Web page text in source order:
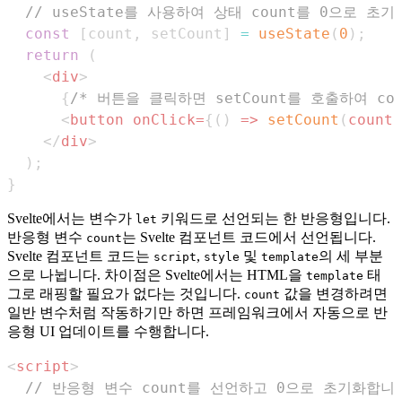
// useState를 사용하여 상태 count를 0으로 초기
const
[ count , setCount ] = useState ( 0 ) ;
return
(
<div>
{ /* 버튼을 클릭하면 setCount를 호출하여
<button onClick={ ( ) => setCount ( count
</div>
) ;
}
Svelte에서는 변수가 let 키워드로 선언되는 한 반응형입니다.
반응형 변수 count는 Svelte 컴포넌트 코드에서 선언됩니다.
Svelte 컴포넌트 코드는 script, style 및 template의 세 부분
으로 나뉩니다. 차이점은 Svelte에서는 HTML을 template 태
그로 래핑할 필요가 없다는 것입니다. count 값을 변경하려면
일반 변수처럼 작동하기만 하면 프레임워크에서 자동으로 반
응형 UI 업데이트를 수행합니다.
<script>
// 반응형 변수 count를 선언하고 0으로 초기화합니